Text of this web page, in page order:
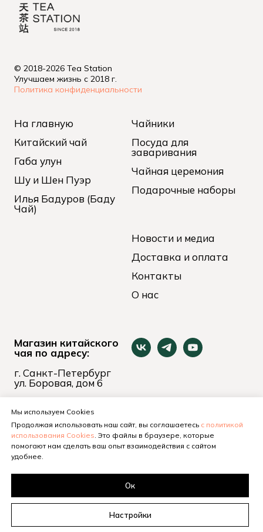
© 2018-2026 Tea Station
Улучшаем жизнь с 2018 г.
Политика конфиденциальности
На главную
Китайский чай
Габа улун
Шу и Шен Пуэр
Илья Бадуров (Баду
Чай)
Чайники
Посуда для
заваривания
Чайная церемония
Подарочные наборы
Новости и медиа
Доставка и оплата
Контакты
О нас
Магазин китайского
чая по адресу:
г. Санкт-Петербург
ул. Боровая, дом 6
+7 (921) 653-74-24
Мы используем Cookies
Продолжая использовать наш сайт, вы соглашаетесь с политикой
использования Cookies. Это файлы в браузере, которые
помогают нам сделать ваш опыт взаимодействия с сайтом
удобнее.
Ок
Настройки